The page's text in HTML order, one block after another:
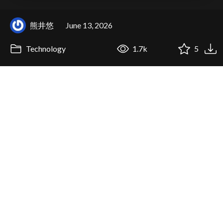
熊井悠 June 13, 2026
Technology 1.7k 5